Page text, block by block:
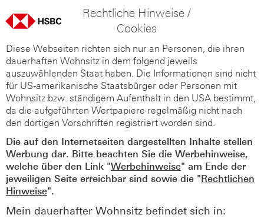
Rechtliche Hinweise /
Cookies
Diese Webseiten richten sich nur an Personen, die ihren
dauerhaften Wohnsitz in dem folgend jeweils
auszuwählenden Staat haben. Die Informationen sind nicht
für US-amerikanische Staatsbürger oder Personen mit
Wohnsitz bzw. ständigem Aufenthalt in den USA bestimmt,
da die aufgeführten Wertpapiere regelmäßig nicht nach
den dortigen Vorschriften registriert worden sind.
Die auf den Internetseiten dargestellten Inhalte stellen
Werbung dar. Bitte beachten Sie die Werbehinweise,
welche über den Link "Werbehinweise" am Ende der
jeweiligen Seite erreichbar sind sowie die "Rechtlichen
Hinweise".
Mein dauerhafter Wohnsitz befindet sich in: